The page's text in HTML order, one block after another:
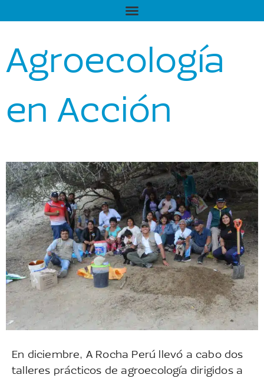
Agroecología
en Acción
En diciembre, A Rocha Perú llevó a cabo dos
talleres prácticos de agroecología dirigidos a